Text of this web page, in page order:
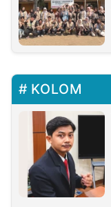
KOLOM